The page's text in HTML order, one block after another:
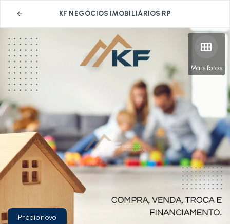
KF NEGÓCIOS IMOBILIÁRIOS RP
Mais fotos
Prédio novo